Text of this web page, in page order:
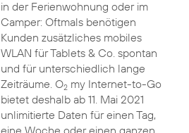
in der Ferienwohnung oder im
Camper: Oftmals benötigen
Kunden zusätzliches mobiles
WLAN für Tablets & Co. spontan
und für unterschiedlich lange
Zeiträume. O2my Internet-to-Go
bietet deshalb ab 11. Mai 2021
unlimitierte Daten für einen Tag,
eine Woche oder einen ganzen